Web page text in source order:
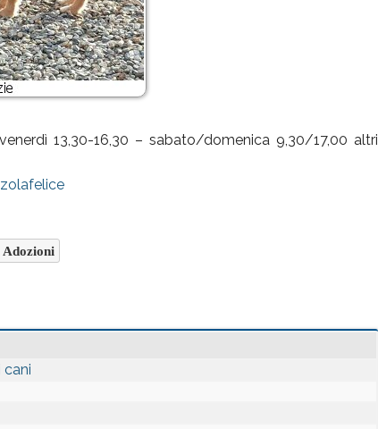
13,30-16,30 – sabato/domenica 9,30/17,00 altri
Adozioni
cani